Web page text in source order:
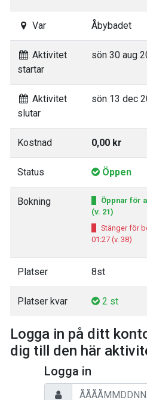
Var Åbybadet
Aktivitet
startar
sön 30 aug
Aktivitet
slutar
sön 13 dec
Kostnad 0,00 kr
Status Öppen
Bokning
Öppnar för
(v. 21)
Stänger för
01:27 (v. 38)
Platser 8st
Platser kvar 2 st
Logga in på ditt
dig till den här
Logga in
Personnummer/